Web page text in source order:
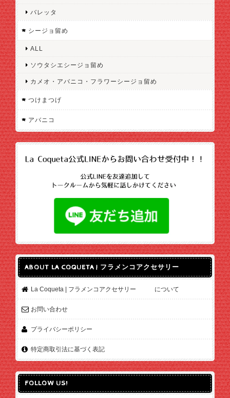
バレッタ
シージョ留め
ALL
ソウタシエシージョ留め
カメオ・アバニコ・フラワーシージョ留め
つけまつげ
アバニコ
ABOUT LA COQUETA | フラメンコアクセサリー
La Coqueta | フラメンコアクセサリー について
お問い合わせ
プライバシーポリシー
特定商取引法に基づく表記
FOLLOW US!